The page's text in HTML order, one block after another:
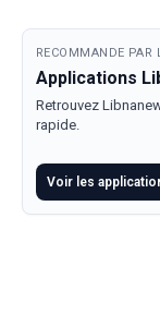
RECOMMANDE PAR
Applications
Retrouvez
rapide.
Voir les